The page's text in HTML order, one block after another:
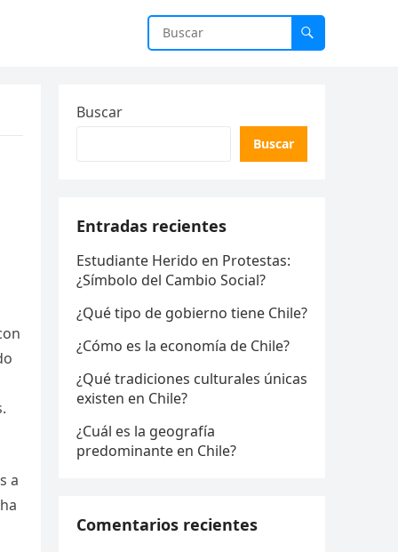
a
Buscar
Buscar
Entradas recientes
Estudiante Herido en Protestas:
¿Símbolo del Cambio Social?
¿Qué tipo de gobierno tiene Chile?
¿Cómo es la economía de Chile?
¿Qué tradiciones culturales únicas
existen en Chile?
¿Cuál es la geografía
predominante en Chile?
Comentarios recientes